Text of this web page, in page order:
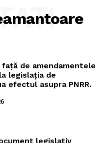
față de amendamentele
legislația de
efectul asupra PNRR.
legislativ